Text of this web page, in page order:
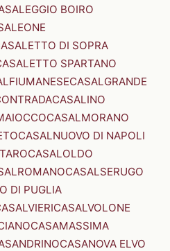
BOIRO
DI SOPRA
SPARTANO
CASALGRANDE
CASALINO
CASALMORANO
CASALNUOVO DI NAPOLI
CASALOLDO
CASALSERUGO
DI PUGLIA
CASALVOLONE
CASAMASSIMA
CASANOVA ELVO